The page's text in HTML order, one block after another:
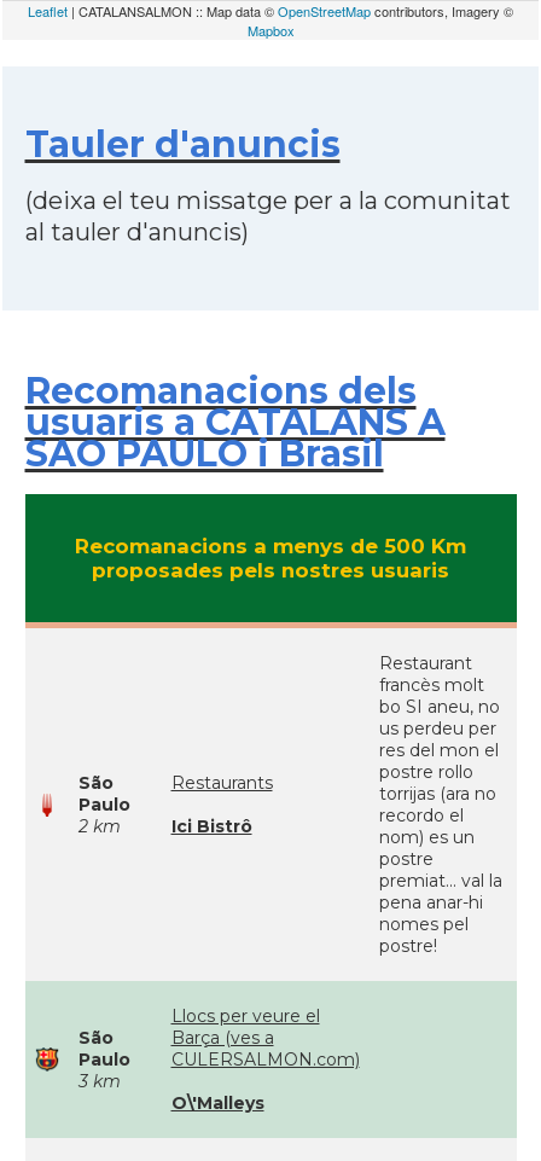
Leaflet | CATALANSALMON :: Map data ©OpenStreetMapcontributors, Imagery ©
Mapbox
Tauler d'anuncis
(deixa el teu missatge per a la comunitat
al tauler d'anuncis)
Recomanacions dels
usuaris a CATALANS A
SAO PAULO i Brasil
Recomanacions a menys de 500 Km
proposades pels nostres usuaris
São
Paulo
2 km
Restaurants
Ici Bistrô
Restaurant
francès molt
bo SI aneu, no
us perdeu per
res del mon el
postre rollo
torrijas (ara no
recordo el
nom) es un
postre
premiat... val la
pena anar-hi
nomes pel
postre!
São
Paulo
3 km
Llocs per veure el
Barça (ves a
CULERSALMON.com)
O\'Malleys